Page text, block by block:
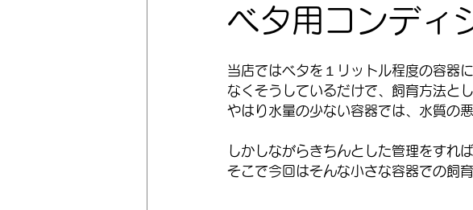
ベタ用コンディ
当店ではベタを１リットル程度の容器
なくそうしているだけで、飼育方法と
やはり水量の少ない容器では、水質の
しかしながらきちんとした管理をすれ
そこで今回はそんな小さな容器での飼